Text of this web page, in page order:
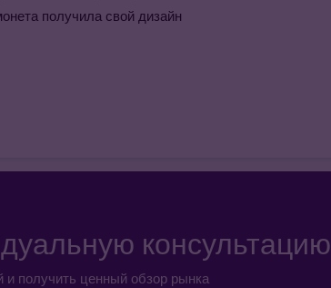
получила свой дизайн
консультацию
получить ценный обзор рынка